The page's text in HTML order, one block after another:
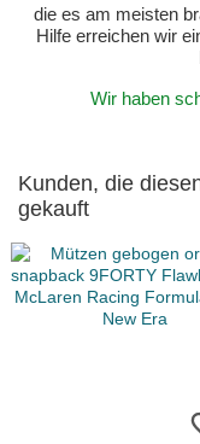
die es am meisten
Hilfe erreichen wir
Wir haben
Kunden, die
gekauft